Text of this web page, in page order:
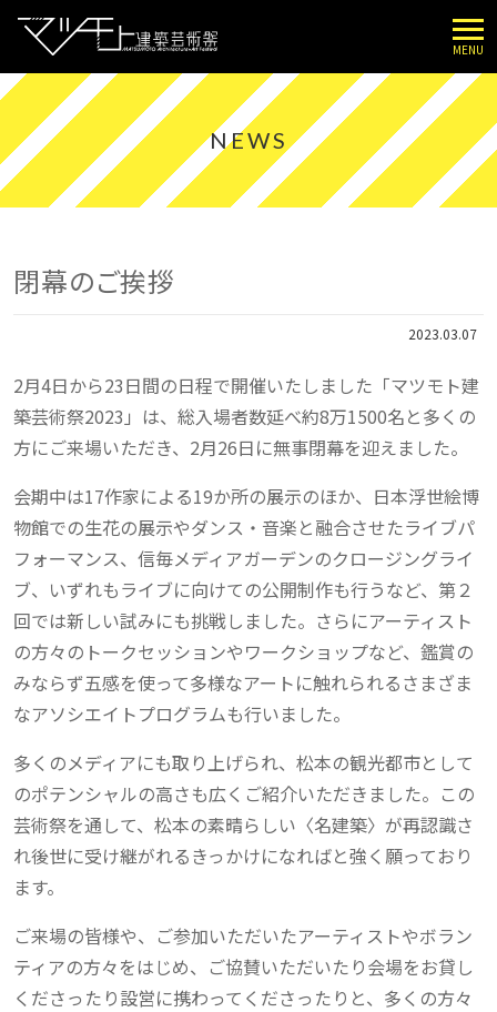
MENU
NEWS
2023.03.07
閉幕のご挨拶
2月4日から23日間の日程で開催いたしました「マツモト建
築芸術祭2023」は、総入場者数延べ約8万1500名と多くの
方にご来場いただき、2月26日に無事閉幕を迎えました。
会期中は17作家による19か所の展示のほか、日本浮世絵博
物館での生花の展示やダンス・音楽と融合させたライブパ
フォーマンス、信毎メディアガーデンのクロージングライ
ブ、いずれもライブに向けての公開制作も行うなど、第２
回では新しい試みにも挑戦しました。さらにアーティスト
の方々のトークセッションやワークショップなど、鑑賞の
みならず五感を使って多様なアートに触れられるさまざま
なアソシエイトプログラムも行いました。
多くのメディアにも取り上げられ、松本の観光都市として
のポテンシャルの高さも広くご紹介いただきました。この
芸術祭を通して、松本の素晴らしい〈名建築〉が再認識さ
れ後世に受け継がれるきっかけになればと強く願っており
ます。
ご来場の皆様や、ご参加いただいたアーティストやボラン
ティアの方々をはじめ、ご協賛いただいたり会場をお貸し
くださったり設営に携わってくださったりと、多くの方々